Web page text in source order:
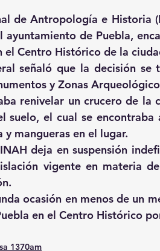
de Antropología e Historia
ayuntamiento de Puebla,
el Centro Histórico de la
señaló que la decisión
y Zonas
renivelar un crucero de
suelo, el cual se
mangueras en el lugar.
deja en suspensión
vigente en materia
ocasión en menos de un
en el Centro Histórico
1370am